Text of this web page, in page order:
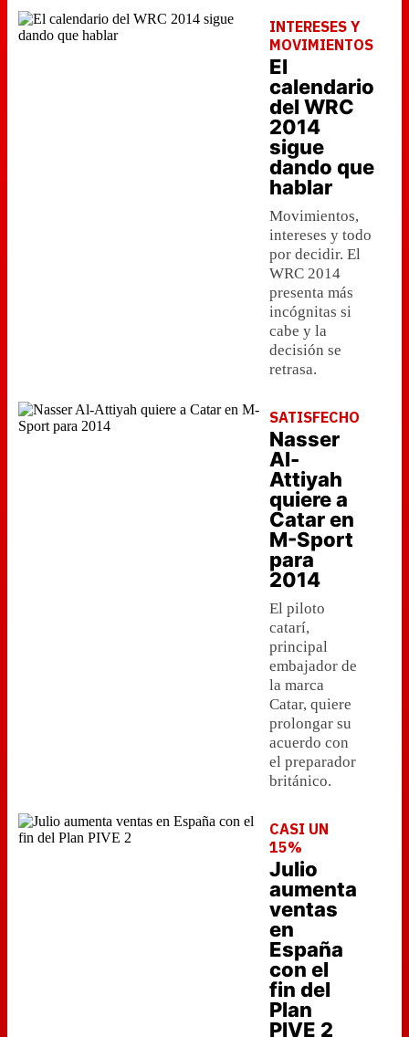
INTERESES Y
MOVIMIENTOS
El
calendario
del WRC
2014
sigue
dando que
hablar
Movimientos,
intereses y todo
por decidir. El
WRC 2014
presenta más
incógnitas si
cabe y la
decisión se
retrasa.
SATISFECHO
Nasser
Al-
Attiyah
quiere a
Catar en
M-Sport
para
2014
El piloto
catarí,
principal
embajador de
la marca
Catar, quiere
prolongar su
acuerdo con
el preparador
británico.
CASI UN
15%
Julio
aumenta
ventas
en
España
con el
fin del
Plan
PIVE 2